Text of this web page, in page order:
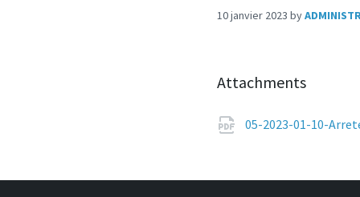
10 janvier 2023by
Attachments
05-2023-01-10-